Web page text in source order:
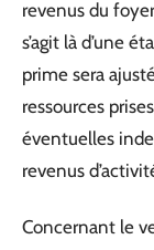
revenus du
s’agit là d’une
prime sera
ressources
éventuelles
revenus
Concernant le